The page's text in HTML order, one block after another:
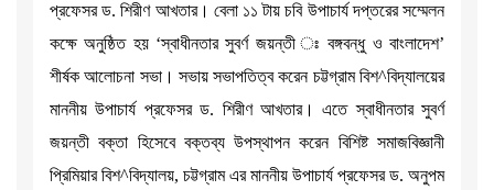
প্রফেসর ড. শিরীণ আখতার। বেলা ১১ টায় চবি উপাচার্য দপ্তরের সম্মেলন
কক্ষে অনুষ্ঠিত হয় ‘স্বাধীনতার সুবর্ণ জয়ন্তী ঃ বঙ্গবন্ধু ও বাংলাদেশ’
শীর্ষক আলোচনা সভা। সভায় সভাপতিত্ব করেন চট্টগ্রাম বিশ^বিদ্যালয়ের
মাননীয় উপাচার্য প্রফেসর ড. শিরীণ আখতার। এতে স্বাধীনতার সুবর্ণ
জয়ন্তী বক্তা হিসেবে বক্তব্য উপস্থাপন করেন বিশিষ্ট সমাজবিজ্ঞানী
প্রিমিয়ার বিশ^বিদ্যালয়, চট্টগ্রাম এর মাননীয় উপাচার্য প্রফেসর ড. অনুপম